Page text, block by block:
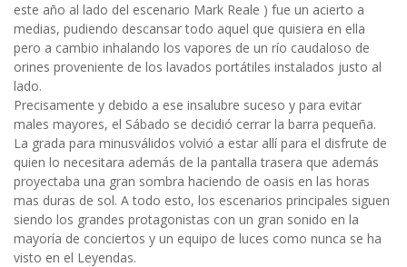
este año al lado del escenario Mark Reale ) fue un acierto a
medias, pudiendo descansar todo aquel que quisiera en ella
pero a cambio inhalando los vapores de un río caudaloso de
orines proveniente de los lavados portátiles instalados justo al
lado.
Precisamente y debido a ese insalubre suceso y para evitar
males mayores, el Sábado se decidió cerrar la barra pequeña.
La grada para minusválidos volvió a estar allí para el disfrute de
quien lo necesitara además de la pantalla trasera que además
proyectaba una gran sombra haciendo de oasis en las horas
mas duras de sol. A todo esto, los escenarios principales siguen
siendo los grandes protagonistas con un gran sonido en la
mayoría de conciertos y un equipo de luces como nunca se ha
visto en el Leyendas.